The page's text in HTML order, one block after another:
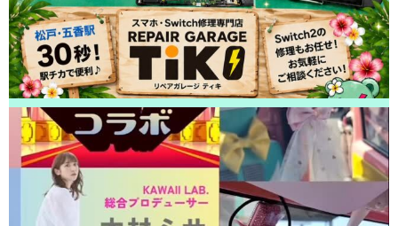
ありがとうございました！
2026/04/26
松戸市よりお越しのお客様のiPhoneXsのガラス交換をさせて頂きました！
ありがとうございました！
2026/04/26
松戸市よりお越しのお客様のiPhone14Proの充電不良修理をさせて頂きまし
た！ありがとうございました！
2026/04/26
松戸市よりお越しのお客様のiPhoneSE3のバッテリー交換をさせて頂きま
した！ありがとうございました！
2026/04/25
松戸市よりお越しのお客様のiPhone11のガラス交換をさせて頂きました！
ありがとうございました！
2026/04/24
松戸市よりお越しのお客様のiPhone13Proのバッテリー交換をさせて頂きま